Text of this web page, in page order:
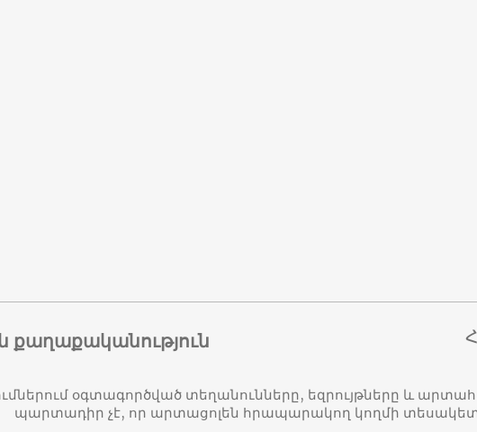
քաղաքականություն
օգտագործված տեղանունները, եզրույթները և
պարտադիր չէ, որ արտացոլեն հրապարակող կողմի